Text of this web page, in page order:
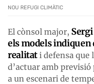
NOU REFUGI CLIMÀTIC
El cònsol major,
els models indiquen
realitat i defensa que
d’actuar amb
a un escenari de